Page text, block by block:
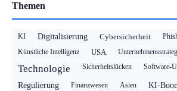
Themen
KI Digitalisierung Cybersicherheit
Künstliche Intelligenz
USA
Technologie Sicherheitslücken Software-
Regulierung Finanzwesen Asien KI-